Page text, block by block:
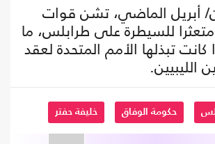
نيسان/ أبريل الماضي، تشن قوات
للسيطرة على طرابلس، ما
تبذلها الأمم المتحدة لعقد
الليبيين.
حكومة الوفاق خليفة حفتر